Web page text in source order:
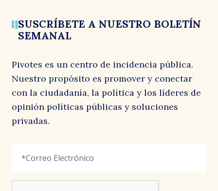
SUSCRÍBETE A NUESTRO BOLETÍN
SEMANAL
señala
Electrónico *
reCAPTCHA
Pivotes es un centro de incidencia pública.
Nuestro propósito es promover y conectar
con la ciudadanía, la política y los líderes de
opinión políticas públicas y soluciones
privadas.